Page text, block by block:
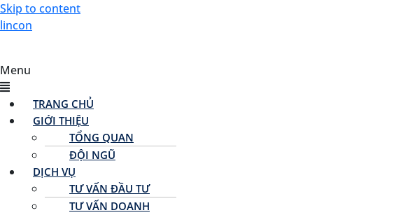
Skip to content
lincon
Menu
TRANG CHỦ
GIỚI THIỆU
TỔNG QUAN
ĐỘI NGŨ
DỊCH VỤ
TƯ VẤN ĐẦU TƯ
TƯ VẤN DOANH